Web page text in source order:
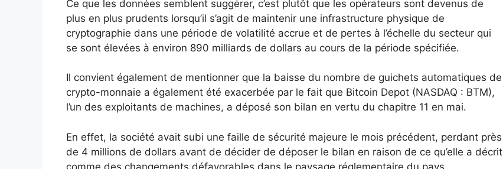
Ce que les données semblent suggérer, c’est plutôt que les opérateurs sont devenus de
plus en plus prudents lorsqu’il s’agit de maintenir une infrastructure physique de
cryptographie dans une période de volatilité accrue et de pertes à l’échelle du secteur qui
se sont élevées à environ 890 milliards de dollars au cours de la période spécifiée.
Il convient également de mentionner que la baisse du nombre de guichets automatiques de
crypto-monnaie a également été exacerbée par le fait que Bitcoin Depot (NASDAQ : BTM),
l’un des exploitants de machines, a déposé son bilan en vertu du chapitre 11 en mai.
En effet, la société avait subi une faille de sécurité majeure le mois précédent, perdant près
de 4 millions de dollars avant de décider de déposer le bilan en raison de ce qu’elle a décrit
comme des changements défavorables dans le paysage réglementaire du pays.